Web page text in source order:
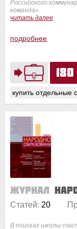
180
купить отдельные
Российского
команда».
читать далее
подробнее
Журнал
Статей: 20
В поисках школы